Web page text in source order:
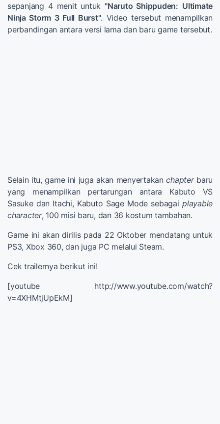
sepanjang 4 menit untuk "Naruto Shippuden: Ultimate
Ninja Storm 3 Full Burst". Video tersebut menampilkan
perbandingan antara versi lama dan baru game tersebut.
Selain itu, game ini juga akan menyertakanchapterbaru
yang menampilkan pertarungan antara Kabuto VS
Sasuke dan Itachi, Kabuto Sage Mode sebagai playable
character, 100 misi baru, dan 36 kostum tambahan.
Game ini akan dirilis pada 22 Oktober mendatang untuk
PS3, Xbox 360, dan juga PC melalui Steam.
Cek trailernya berikut ini!
[youtube http://www.youtube.com/watch?
v=4XHMtjUpEkM]